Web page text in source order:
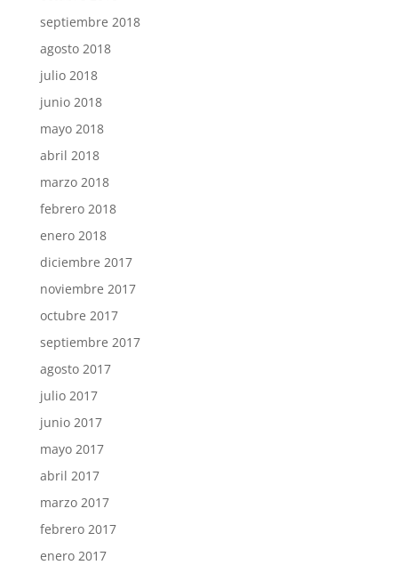
septiembre 2018
agosto 2018
julio 2018
junio 2018
mayo 2018
abril 2018
marzo 2018
febrero 2018
enero 2018
diciembre 2017
noviembre 2017
octubre 2017
septiembre 2017
agosto 2017
julio 2017
junio 2017
mayo 2017
abril 2017
marzo 2017
febrero 2017
enero 2017